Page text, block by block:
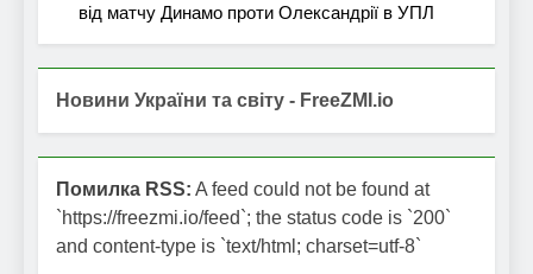
від матчу Динамо проти Олександрії в УПЛ
Новини України та світу - FreeZMI.io
Помилка RSS: A feed could not be found at
`https://freezmi.io/feed`; the status code is `200`
and content-type is `text/html; charset=utf-8`